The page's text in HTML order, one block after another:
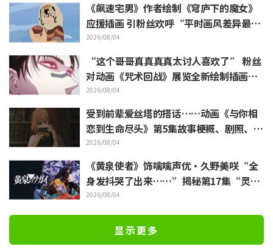
《飙速宅男》作者绘制《穹庐下的魔女》
应援插画 引粉丝欢呼“平时画风差异最大
的人画出来原来是这样”
2026/08/04
“这个哥哥真真真真太讨人喜欢了” 粉丝
对动画《咒术回战》展览全新绘制插画中
逼近虎杖悠仁的胀相感到狂喜
2026/08/04
受到前辈爱丝塔的搭话……动画《与你相
恋到生命尽头》第5集故事梗概、剧照、W
EB预告、剧集海报公开
2026/08/04
《黄泉使者》饰噙噙声优·久野美咲“全
身发抖哭了出来……”揭秘第17集“灵魂
名演”的幕后
2026/08/04
显示更多